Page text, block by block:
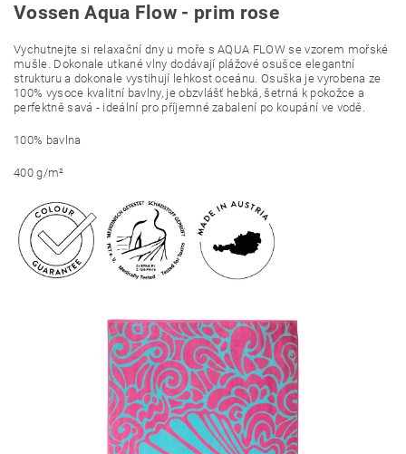
Vossen Aqua Flow - prim rose
Vychutnejte si relaxační dny u moře s AQUA FLOW se vzorem mořské
mušle. Dokonale utkané vlny dodávají plážové osušce elegantní
strukturu a dokonale vystihují lehkost oceánu. Osuška je vyrobena ze
100% vysoce kvalitní bavlny, je obzvlášť hebká, šetrná k pokožce a
perfektně savá - ideální pro příjemné zabalení po koupání ve vodě.
100% bavlna
400 g/m²